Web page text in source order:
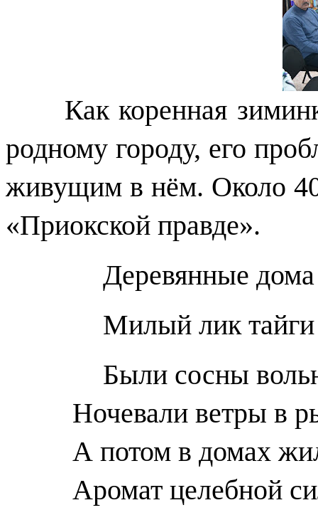
Как коренная
родному городу, его
живущим в нём. Около
«Приокской правде».
Деревянные
Милый лик
Были сосны
Ночевали ветры в
А потом в домах
Аромат целебной